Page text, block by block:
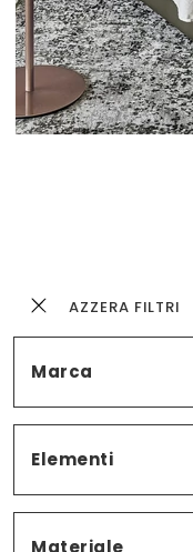
AZZERA FILTRI
Marca
Elementi